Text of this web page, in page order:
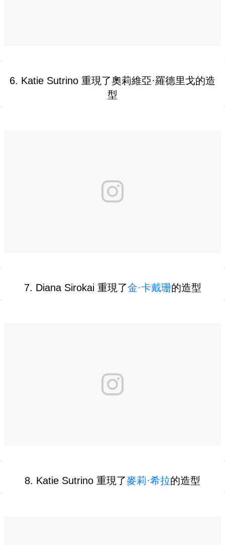
6. Katie Sutrino 重現了奧莉維亞·羅德里戈的造
型
7. Diana Sirokai 重現了金·卡戴珊的造型
8. Katie Sutrino 重現了麥莉·希拉的造型